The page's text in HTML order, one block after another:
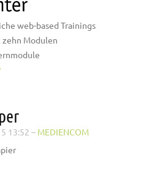
web-based Trainings
Modulen
13:52 – MEDIENCOM